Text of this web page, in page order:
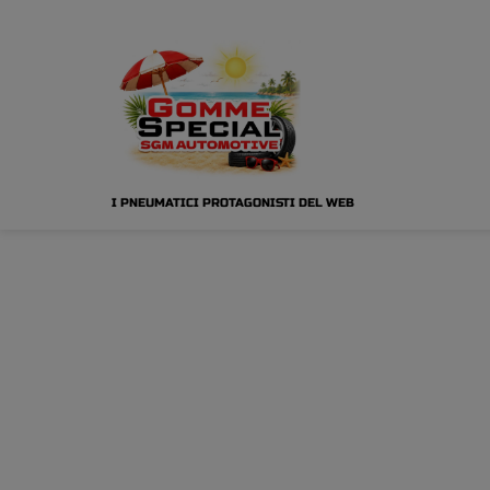
I PNEUMATICI PROTAGONISTI DEL WEB